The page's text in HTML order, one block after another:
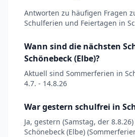
Antworten zu häufigen Fragen
Schulferien und Feiertagen in
Wann sind die nächsten
Schönebeck (Elbe)?
Aktuell sind Sommerferien in
4.7. - 14.8.26
War gestern schulfrei in
Ja, gestern (Samstag, der
Schönebeck (Elbe)